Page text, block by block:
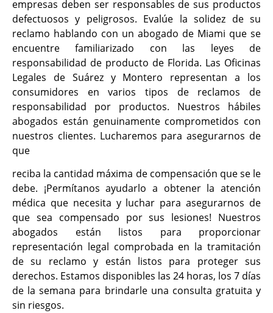
empresas deben ser responsables de sus productos
defectuosos y peligrosos. Evalúe la solidez de su
reclamo hablando con un abogado de Miami que se
encuentre familiarizado con las leyes de
responsabilidad de producto de Florida. Las Oficinas
Legales de Suárez y Montero representan a los
consumidores en varios tipos de reclamos de
responsabilidad por productos. Nuestros hábiles
abogados están genuinamente comprometidos con
nuestros clientes. Lucharemos para asegurarnos de
que
reciba la cantidad máxima de compensación que se le
debe. ¡Permítanos ayudarlo a obtener la atención
médica que necesita y luchar para asegurarnos de
que sea compensado por sus lesiones! Nuestros
abogados están listos para proporcionar
representación legal comprobada en la tramitación
de su reclamo y están listos para proteger sus
derechos. Estamos disponibles las 24 horas, los 7 días
de la semana para brindarle una consulta gratuita y
sin riesgos.